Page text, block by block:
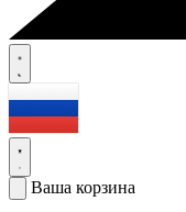
Ваша корзина